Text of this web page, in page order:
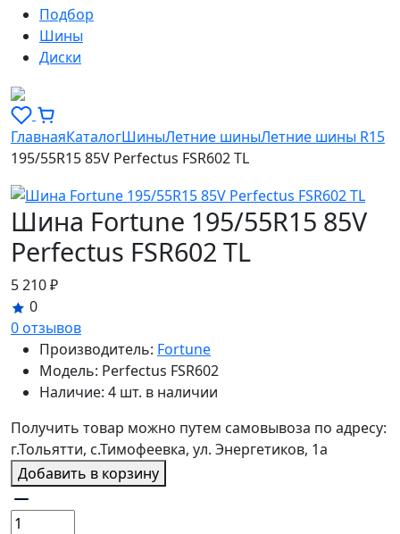
Подбор
Шины
Диски
ГлавнаяКаталогШиныЛетние шиныЛетние шины R15
195/55R15 85V Perfectus FSR602 TL
Шина Fortune 195/55R15 85V
Perfectus FSR602 TL
5 210 ₽
0
0 отзывов
Производитель: Fortune
Модель: Perfectus FSR602
Наличие: 4 шт. в наличии
Получить товар можно путем самовывоза по адресу:
г.Тольятти, с.Тимофеевка, ул. Энергетиков, 1а
Добавить в корзину